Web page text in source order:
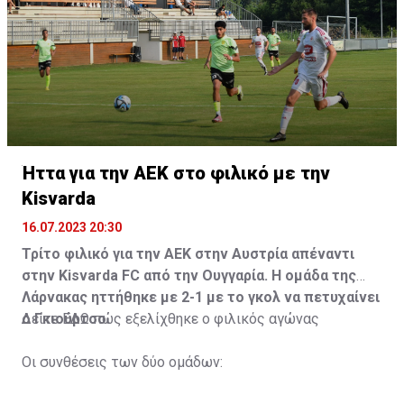
Ήττα για την ΑΕΚ στο φιλικό με την
Kisvarda
16.07.2023 20:30
Τρίτο φιλικό για την ΑΕΚ στην Αυστρία απέναντι
στην Kisvarda FC από την Ουγγαρία. Η ομάδα της
Λάρνακας ηττήθηκε με 2-1 με το γκολ να πετυχαίνει
ο Γκιούρτσο.
ΔείτεΕΔΩπώς εξελίχθηκε ο φιλικός αγώνας
Οι συνθέσεις των δύο ομάδων: